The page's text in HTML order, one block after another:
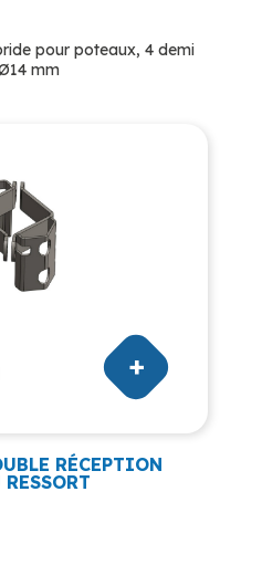
pour poteaux, 4 demi
mm
RÉCEPTION